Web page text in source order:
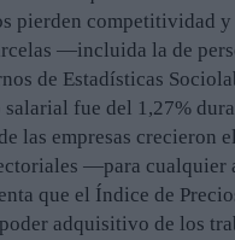
pierden competitividad
—incluida la de
de Estadísticas
salarial fue del 1,27%
las empresas crecieron
—para
que el Índice de
adquisitivo de los